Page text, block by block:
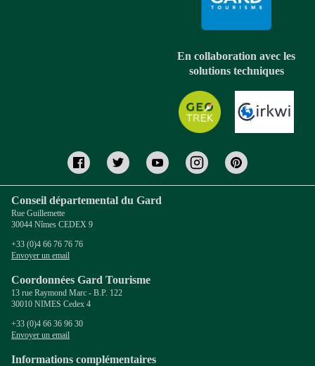
En collaboration avec les
solutions techniques
Conseil départemental du Gard
Rue Guillemette
30044 Nîmes CEDEX 9
+33 (0)4 66 76 76 76
Envoyer un email
Coordonnées Gard Tourisme
13 rue Raymond Marc - B.P. 122
30010 NIMES Cedex 4
+33 (0)4 66 36 96 30
Envoyer un email
Informations complémentaires